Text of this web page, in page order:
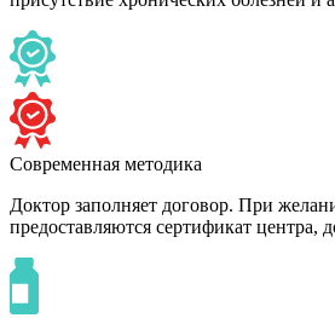
Современная методика
Доктор заполняет договор. При
предоставляются сертификат центра,